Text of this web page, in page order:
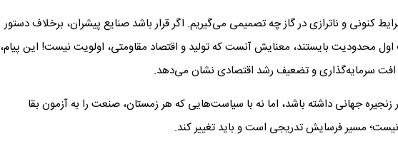
کنونی و ناترازی در گاز چه تصمیمی می‌گیریم. اگر قرار باشد صنایع پیشران، برخلاف دستور
محدودیت بایستند، معنایش آنست که تولید و اقتصاد مقاومتی، اولویت نیست! این پیام،
افت سرمایه‌گذاری و تضعیف رشد اقتصادی نشان می‌دهد.
زنجیره جهانی داشته باشد، اما نه با سیاست‌هایی که هر زمستان، صنعت را به آزمون بقا
مسیر فرسایش تدریجی است و باید تغییر کند.